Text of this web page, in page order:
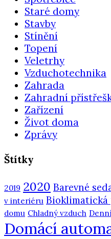
Staré domy
Stavby
Stínění
Topení
Veletrhy
Vzduchotechnika
Zahrada
Zahradní
Zařízení
Život doma
Zprávy
Štítky
2019 2020 Barevné
v interiéru Bioklimatická
domu Chladný vzduch
Domácí